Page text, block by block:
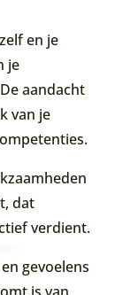
en je
je
aandacht
van je
dat
verdient.
gevoelens